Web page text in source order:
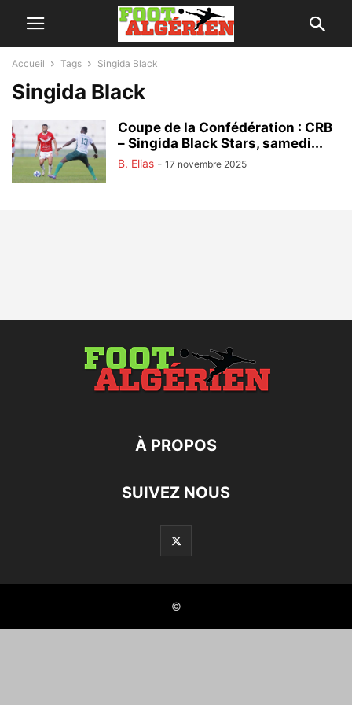
Accueil Tags Singida Black
Singida Black
Coupe de la Confédération : CRB
– Singida Black Stars, samedi...
B. Elias - 17 novembre 2025
À PROPOS
SUIVEZ NOUS
©